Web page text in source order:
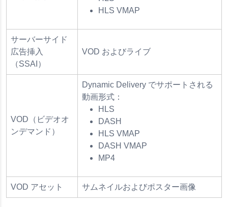
HLS VMAP
サーバーサイド
広告挿入
（SSAI）
VOD およびライブ
VOD（ビデオオ
ンデマンド）
Dynamic Delivery でサポートされる
動画形式：
HLS
DASH
HLS VMAP
DASH VMAP
MP4
VOD アセット サムネイルおよびポスター画像